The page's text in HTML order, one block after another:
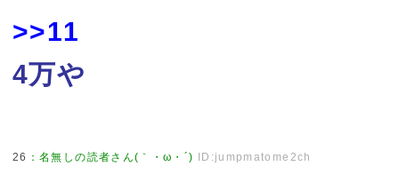
>>11
4万や
26 ：名無しの読者さん(｀・ω・´) ID:jumpmatome2ch